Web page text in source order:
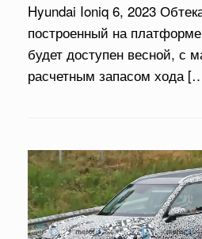
Hyundai Ioniq 6, 2023
построенный на
будет доступен весной, с
расчетным запасом хода